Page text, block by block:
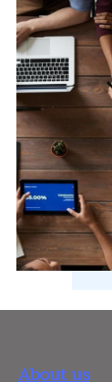
About us